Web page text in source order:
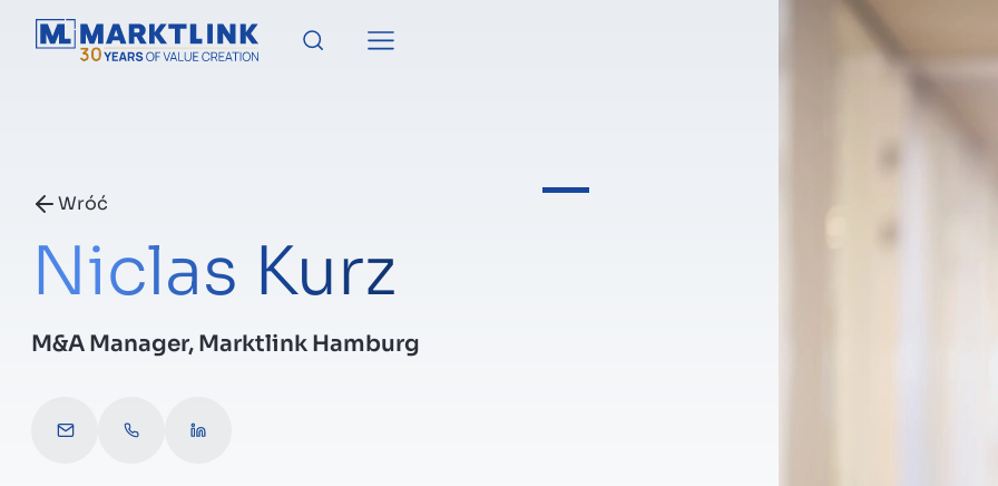
Przygotowanie firmy do sprzedaży
Wróć
Niclas Kurz
M&A Manager, Marktlink Hamburg
n.kurz@marktlink.com
Let's talk – request a call